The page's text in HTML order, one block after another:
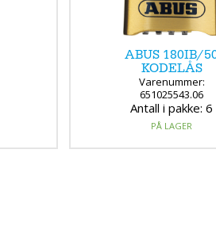
ABUS 180IB/
KODELÅS
Varenummer:
651025543.06
Antall i pakke: 6
PÅ LAGER